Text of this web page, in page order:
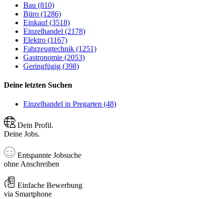
Bau (810)
Büro (1286)
Einkauf (3518)
Einzelhandel (2178)
Elektro (1167)
Fahrzeugtechnik (1251)
Gastronomie (2053)
Geringfügig (398)
Deine letzten Suchen
Einzelhandel in Pregarten (48)
Dein Profil.
Deine Jobs.
Entspannte Jobsuche
ohne Anschreiben
Einfache Bewerbung
via Smartphone